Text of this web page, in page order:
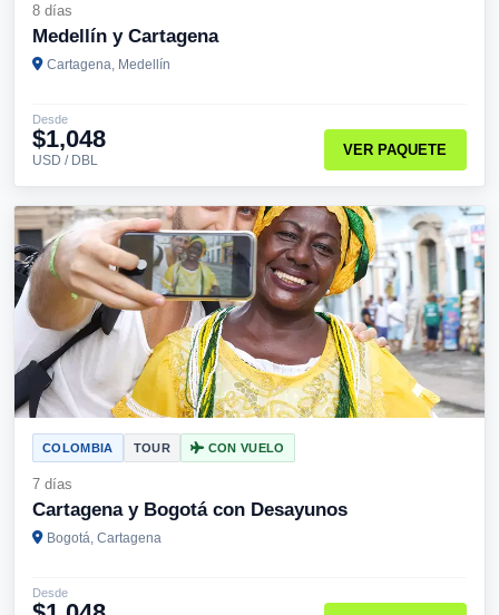
8 días
Medellín y Cartagena
Cartagena, Medellín
Desde
$1,048
USD / DBL
VER PAQUETE
COLOMBIA TOUR CON VUELO
7 días
Cartagena y Bogotá con Desayunos
Bogotá, Cartagena
Desde